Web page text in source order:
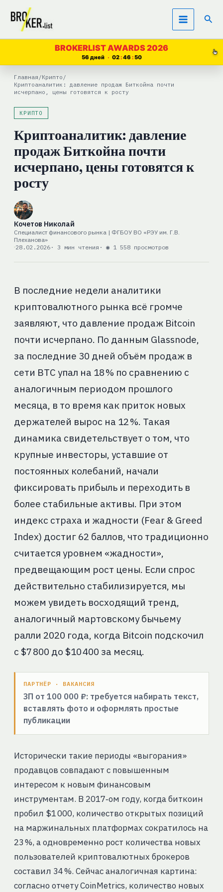
Перейти
содержимому
BROKERLIST AWARDS 2026
56 дней 02 46 49
Главная /Крипто /
Криптоаналитик: давление продаж Биткойна почти
исчерпано, цены готовятся к росту
КРИПТО
Криптоаналитик: давление
продаж Биткойна почти
исчерпано, цены готовятся к
росту
Кочетов Николай
Специалист финансового рынка | ФГБОУ ВО «РЭУ им. Г.В.
Плеханова»
28.02.2026· 3 мин чтения · ◉ 1 558 просмотров
В последние недели аналитики
криптовалютного рынка всё громче
заявляют, что давление продаж Bitcoin
почти исчерпано. По данным Glassnode,
за последние 30 дней объём продаж в
сети BTC упал на 18 % по сравнению с
аналогичным периодом прошлого
месяца, в то время как приток новых
держателей вырос на 12 %. Такая
динамика свидетельствует о том, что
крупные инвесторы, уставшие от
постоянных колебаний, начали
фиксировать прибыль и переходить в
более стабильные активы. При этом
индекс страха и жадности (Fear & Greed
Index) достиг 62 баллов, что традиционно
считается уровнем «жадности»,
предвещающим рост цены. Если спрос
действительно стабилизируется, мы
можем увидеть восходящий тренд,
аналогичный мартовскому бычьему
ралли 2020 года, когда Bitcoin подскочил
с $7 800 до $10 400 за месяц.
ПАРТНЁР · ВАКАНСИЯ
ЗП от 100 000 ₽: требуется набирать текст,
вставлять фото и оформлять простые
публикации
Исторически такие периоды «выгорания»
продавцов совпадают с повышенным
интересом к новым финансовым
инструментам. В 2017‑ом году, когда биткоин
пробил $1 000, количество открытых позиций
на маржинальных платформах сократилось на
23 %, а одновременно рост количества новых
пользователей криптовалютных брокеров
составил 34 %. Сейчас аналогичная картина:
согласно отчету CoinMetrics, количество новых